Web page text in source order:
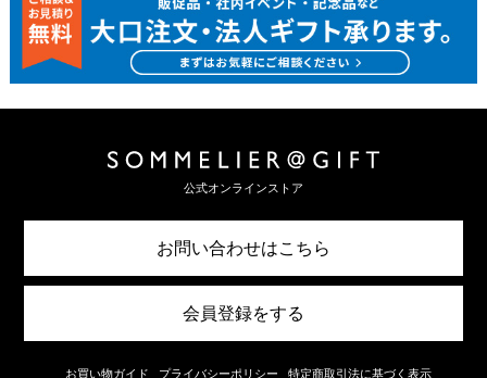
公式オンラインストア
お問い合わせはこちら
会員登録をする
お買い物ガイド プライバシーポリシー 特定商取引法に基づく表示